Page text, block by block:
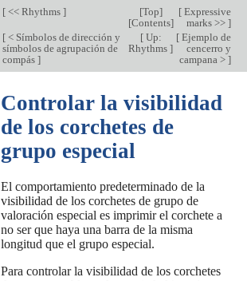
[<< Rhythms ] [Top]
[Contents]
[Expressive
marks >> ]
[< Símbolos de dirección y
símbolos de agrupación de
compás ]
[Up:
Rhythms]
[Ejemplo de
cencerro y
campana > ]
Controlar la visibilidad
de los corchetes de
grupo especial
El comportamiento predeterminado de la
visibilidad de los corchetes de grupo de
valoración especial es imprimir el corchete a
no ser que haya una barra de la misma
longitud que el grupo especial.
Para controlar la visibilidad de los corchetes